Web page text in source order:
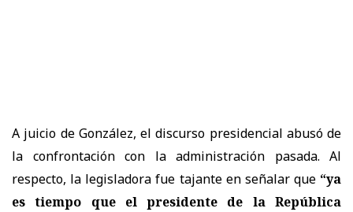
A juicio de González, el discurso presidencial abusó de
la confrontación con la administración pasada. Al
respecto, la legisladora fue tajante en señalar que “ya
es tiempo que el presidente de la República